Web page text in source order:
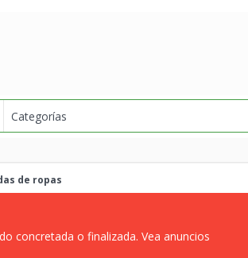
de ropas
concretada o finalizada. Vea anuncios